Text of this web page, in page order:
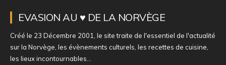
EVASION AU ♥ DE LA NORVÈGE
Créé le 23 Décembre 2001, le site traite de l'essentiel de l'actualité
sur la Norvège, les évènements culturels, les recettes de cuisine,
les lieux incontournables...